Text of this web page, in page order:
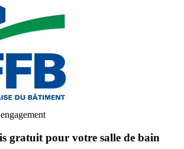
gratuit pour votre salle de bain